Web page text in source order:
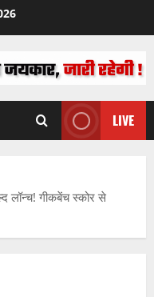
LIVE
लॉन्च! गीकबेंच स्कोर से